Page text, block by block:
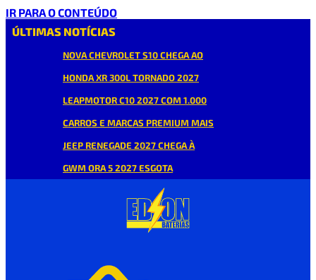
IR PARA O CONTEÚDO
ÚLTIMAS NOTÍCIAS
NOVA CHEVROLET S10 CHEGA AO
HONDA XR 300L TORNADO 2027
LEAPMOTOR C10 2027 COM 1.000
CARROS E MARCAS PREMIUM MAIS
JEEP RENEGADE 2027 CHEGA À
GWM ORA 5 2027 ESGOTA